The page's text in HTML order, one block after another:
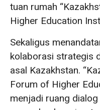
tuan rumah
Higher Education
Sekaligus
kolaborasi strategis
asal Kazakhstan.
Forum of Higher
menjadi ruang